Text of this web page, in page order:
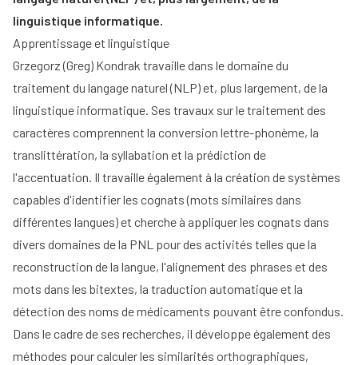
linguistique informatique.
Apprentissage et linguistique
Grzegorz (Greg) Kondrak travaille dans le domaine du
traitement du langage naturel (NLP) et, plus largement, de la
linguistique informatique. Ses travaux sur le traitement des
caractères comprennent la conversion lettre-phonème, la
translittération, la syllabation et la prédiction de
l'accentuation. Il travaille également à la création de systèmes
capables d'identifier les cognats (mots similaires dans
différentes langues) et cherche à appliquer les cognats dans
divers domaines de la PNL pour des activités telles que la
reconstruction de la langue, l'alignement des phrases et des
mots dans les bitextes, la traduction automatique et la
détection des noms de médicaments pouvant être confondus.
Dans le cadre de ses recherches, il développe également des
méthodes pour calculer les similarités orthographiques,